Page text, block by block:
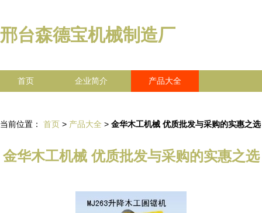
邢台森德宝机械制造厂
首页 企业简介 产品大全
当前位置： 首页 > 产品大全 > 金华木工机械 优质批发与采购的实惠之选
金华木工机械 优质批发与采购的实惠之选